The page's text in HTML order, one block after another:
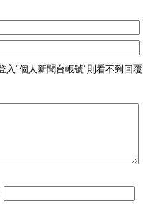
入"個人新聞台帳號"則看不到回覆